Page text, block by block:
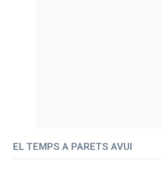
EL TEMPS A PARETS AVUI